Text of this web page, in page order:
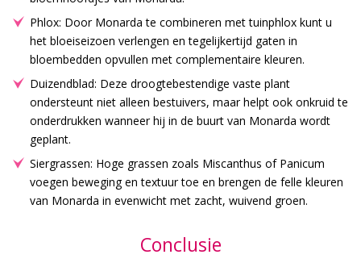
Phlox: Door Monarda te combineren met tuinphlox kunt u
het bloeiseizoen verlengen en tegelijkertijd gaten in
bloembedden opvullen met complementaire kleuren.
Duizendblad: Deze droogtebestendige vaste plant
ondersteunt niet alleen bestuivers, maar helpt ook onkruid te
onderdrukken wanneer hij in de buurt van Monarda wordt
geplant.
Siergrassen: Hoge grassen zoals Miscanthus of Panicum
voegen beweging en textuur toe en brengen de felle kleuren
van Monarda in evenwicht met zacht, wuivend groen.
Conclusie